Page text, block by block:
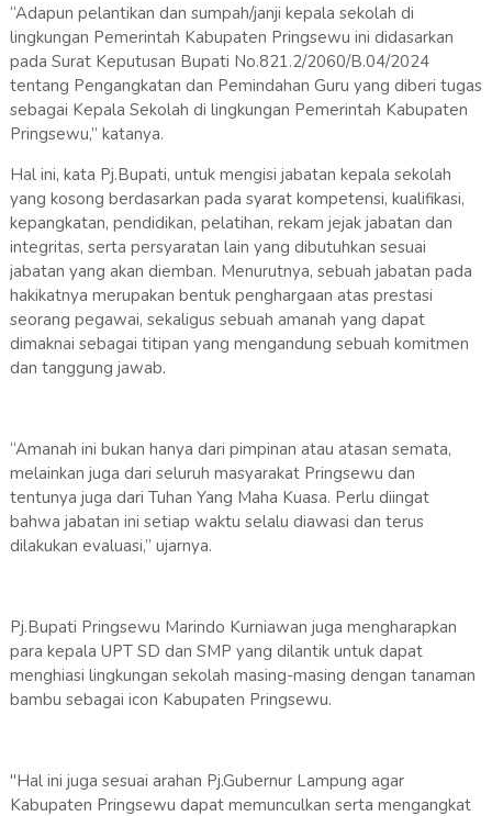
“Adapun pelantikan dan sumpah/janji kepala sekolah di
lingkungan Pemerintah Kabupaten Pringsewu ini didasarkan
pada Surat Keputusan Bupati No.821.2/2060/B.04/2024
tentang Pengangkatan dan Pemindahan Guru yang diberi tugas
sebagai Kepala Sekolah di lingkungan Pemerintah Kabupaten
Pringsewu,” katanya.
Hal ini, kata Pj.Bupati, untuk mengisi jabatan kepala sekolah
yang kosong berdasarkan pada syarat kompetensi, kualifikasi,
kepangkatan, pendidikan, pelatihan, rekam jejak jabatan dan
integritas, serta persyaratan lain yang dibutuhkan sesuai
jabatan yang akan diemban. Menurutnya, sebuah jabatan pada
hakikatnya merupakan bentuk penghargaan atas prestasi
seorang pegawai, sekaligus sebuah amanah yang dapat
dimaknai sebagai titipan yang mengandung sebuah komitmen
dan tanggung jawab.
“Amanah ini bukan hanya dari pimpinan atau atasan semata,
melainkan juga dari seluruh masyarakat Pringsewu dan
tentunya juga dari Tuhan Yang Maha Kuasa. Perlu diingat
bahwa jabatan ini setiap waktu selalu diawasi dan terus
dilakukan evaluasi,” ujarnya.
Pj.Bupati Pringsewu Marindo Kurniawan juga mengharapkan
para kepala UPT SD dan SMP yang dilantik untuk dapat
menghiasi lingkungan sekolah masing-masing dengan tanaman
bambu sebagai icon Kabupaten Pringsewu.
"Hal ini juga sesuai arahan Pj.Gubernur Lampung agar
Kabupaten Pringsewu dapat memunculkan serta mengangkat